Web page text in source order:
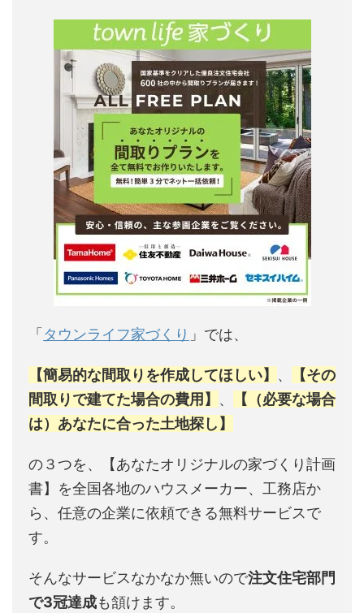
「タウンライフ家づくり 」では、
【簡易的な間取りを作成してほしい】 、
【その
間取りで建てた場合の費用】 、
【（必要な場合
は）あなたに合った土地探し】
の３つを、【あなたオリジナルの家づくり計画
書】を全国各地のハウスメーカー、工務店か
ら、任意の企業に依頼できる無料サービスで
す。
そんなサービスなかなか無いので注文住宅部門
で3冠達成も頷けます。